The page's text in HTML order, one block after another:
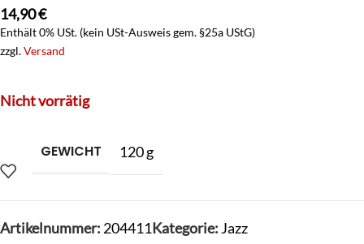
14,90€
Enthält 0% USt. (kein USt-Ausweis gem. §25a UStG)
zzgl.Versand
Nicht vorrätig
GEWICHT 120 g
Artikelnummer: 204411Kategorie: Jazz